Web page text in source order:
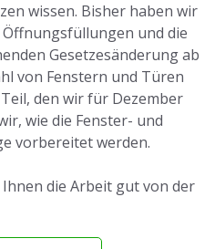
wissen. Bisher haben wir
und die
Gesetzesänderung ab
von Fenstern und Türen
den wir für Dezember
wie die Fenster- und
vorbereitet werden.
die Arbeit gut von der